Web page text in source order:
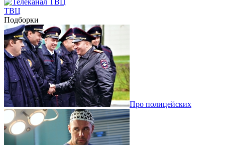
ТВЦ
Подборки
Про полицейских